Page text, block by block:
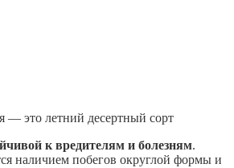
— это летний десертный сорт
к вредителям и болезням.
наличием побегов округлой формы и